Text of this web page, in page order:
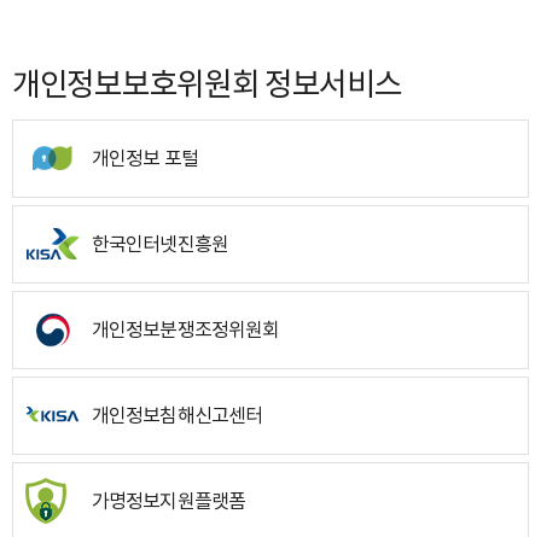
개인정보보호위원회 정보서비스
개인정보 포털
한국인터넷진흥원
개인정보분쟁조정위원회
개인정보침해신고센터
가명정보지원플랫폼